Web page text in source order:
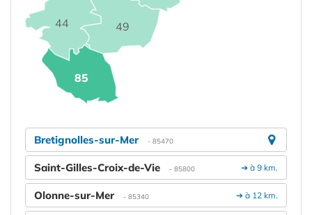
44 49
85
Bretignolles-sur-Mer - 85470
➔ à 9 km.
Saint-Gilles-Croix-de-Vie - 85800
➔ à 12 km.
Olonne-sur-Mer - 85340